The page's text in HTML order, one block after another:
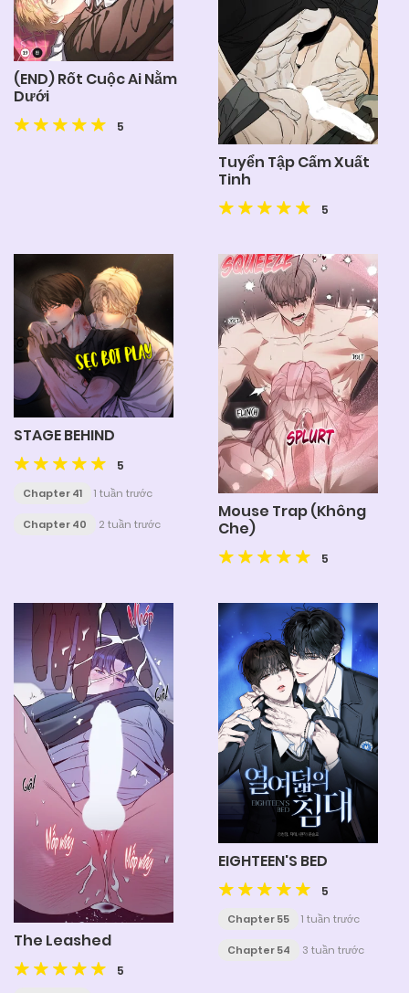
(END) Rốt Cuộc Ai Nằm
Dưới
5
Tuyển Tập Cấm Xuất
Tinh
5
STAGE BEHIND
5
Chapter 41 1 tuần trước
Chapter 40 2 tuần trước
Mouse Trap (Không
Che)
5
The Leashed
5
EIGHTEEN'S BED
5
Chapter 55 1 tuần trước
Chapter 54 3 tuần trước